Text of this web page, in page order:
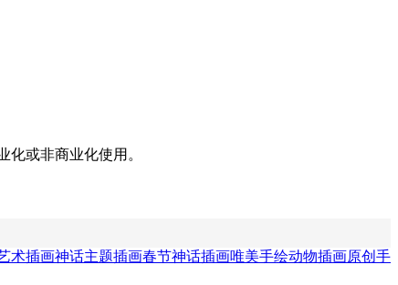
或非商业化使用。
术插画神话主题插画春节神话插画唯美手绘动物插画原创手